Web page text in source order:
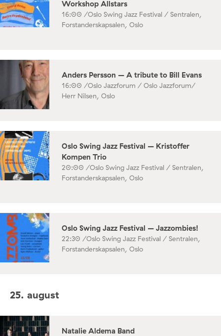
Workshop Allstars
16:00 /Oslo Swing Jazz Festival / Sentralen,
Forstanderskapsalen, Oslo
Anders Persson – A tribute to Bill Evans
16:00 /Oslo Jazzforum / Oslo Jazzforum/
Herr Nilsen, Oslo
Oslo Swing Jazz Festival – Kristoffer
Kompen Trio
20:00 /Oslo Swing Jazz Festival / Sentralen,
Forstanderskapsalen, Oslo
Oslo Swing Jazz Festival – Jazzombies!
22:30 /Oslo Swing Jazz Festival / Sentralen,
Forstanderskapsalen, Oslo
25. august
Natalie Aldema Band